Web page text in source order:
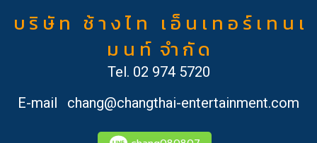
บ ริ ษั ท ช้ า ง ไ ท เ อ็ น เ ท อ ร์ เ ท น เ
ม น ท์ จำ กั ด
Tel. 02 974 5720
E-mail
chang@changthai-entertainment.com